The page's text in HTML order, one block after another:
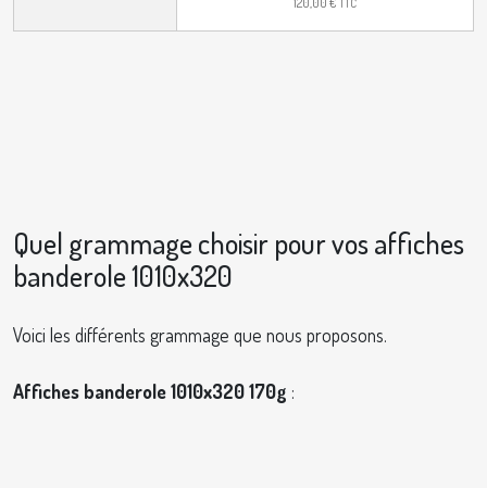
Quel grammage choisir pour vos affiches
banderole 1010x320
Voici les différents grammage que nous proposons.
Affiches banderole 1010x320 170g :